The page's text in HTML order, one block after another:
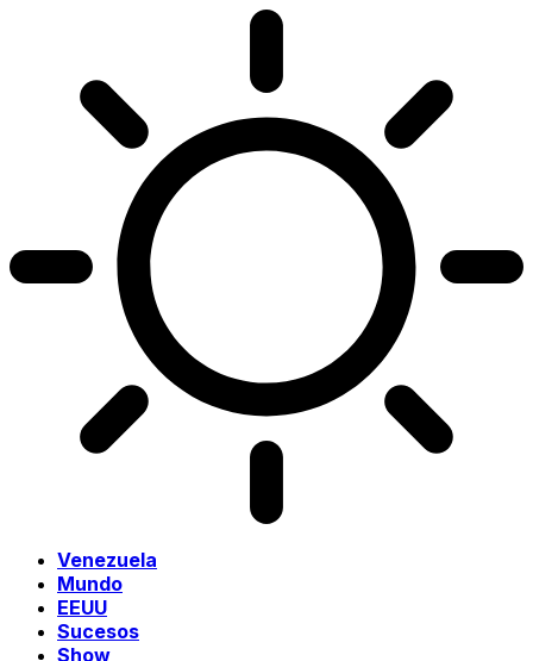
Venezuela
Mundo
EEUU
Sucesos
Show